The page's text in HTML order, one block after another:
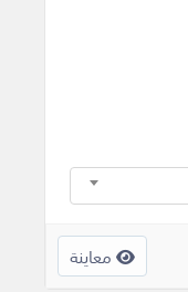
معاينة